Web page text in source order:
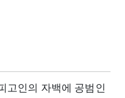
고인의 자백에 공범인